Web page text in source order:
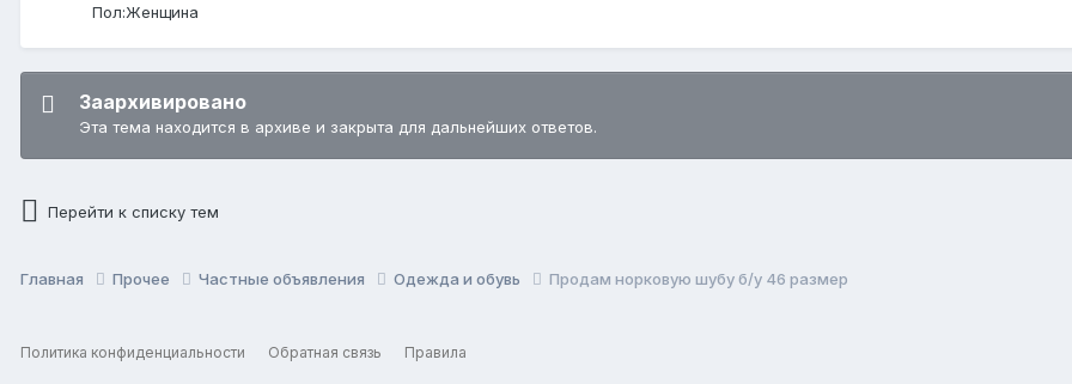
Пол:Женщина
Заархивировано
Эта тема находится в архиве и закрыта для дальнейших ответов.
Перейти к списку тем
Главная Прочее Частные объявления Одежда и обувь Продам норковую шубу б/у 46 размер
Политика конфиденциальности Обратная связь Правила